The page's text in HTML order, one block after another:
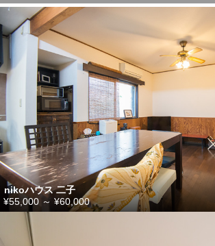
nikoハウス 二子
¥55,000 ～ ¥60,000